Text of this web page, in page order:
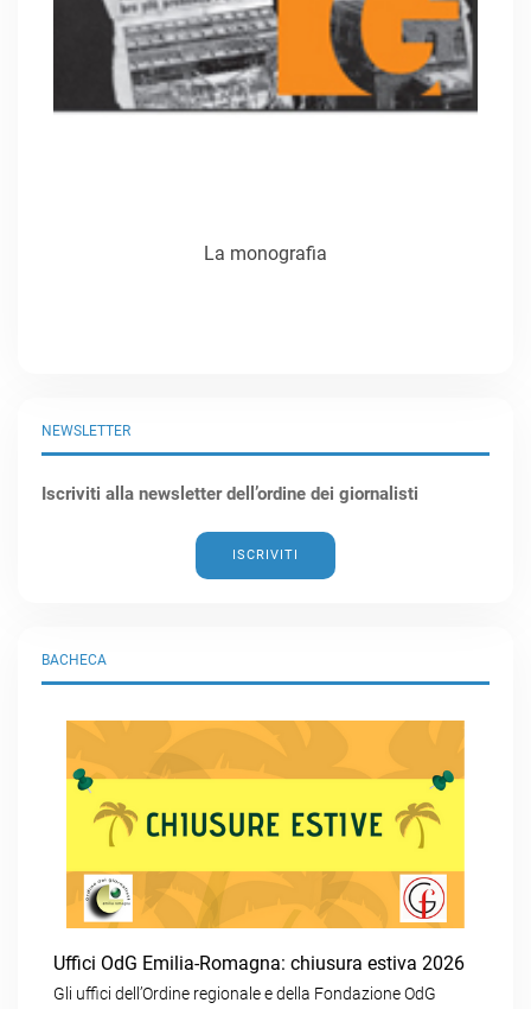
BACHECA
Uffici OdG Emilia-Romagna: chiusura estiva 2026
Gli uffici dell’Ordine regionale e della Fondazione OdG
NEWSLETTER
Iscriviti alla newsletter dell’ordine dei giornalisti
ISCRIVITI
La monografia